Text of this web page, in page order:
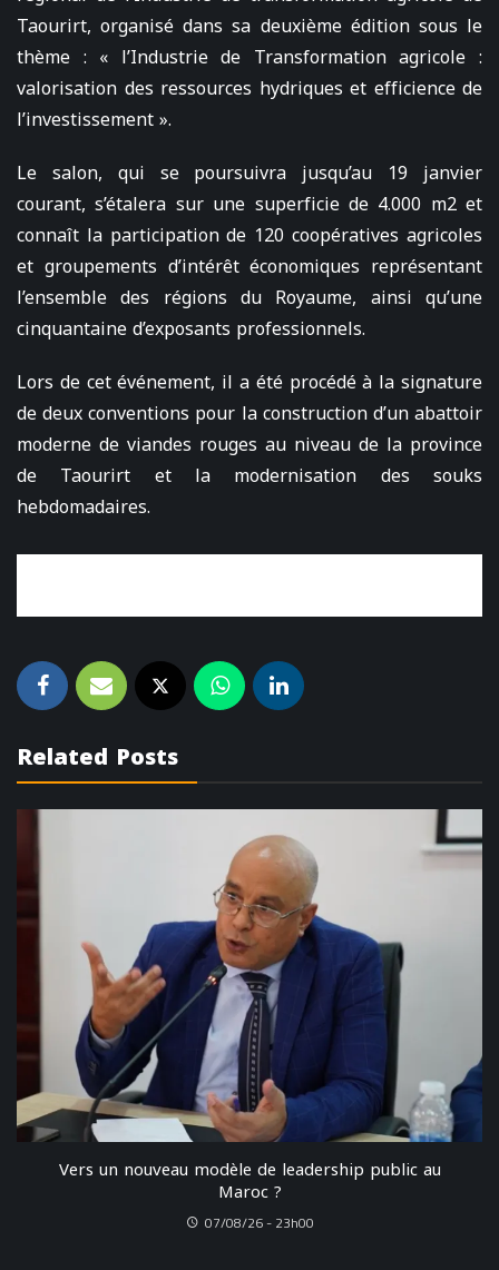
Taourirt, organisé dans sa deuxième édition sous le
thème : « l’Industrie de Transformation agricole :
valorisation des ressources hydriques et efficience de
l’investissement ».
Le salon, qui se poursuivra jusqu’au 19 janvier
courant, s’étalera sur une superficie de 4.000 m2 et
connaît la participation de 120 coopératives agricoles
et groupements d’intérêt économiques représentant
l’ensemble des régions du Royaume, ainsi qu’une
cinquantaine d’exposants professionnels.
Lors de cet événement, il a été procédé à la signature
de deux conventions pour la construction d’un abattoir
moderne de viandes rouges au niveau de la province
de Taourirt et la modernisation des souks
hebdomadaires.
Related Posts
Vers un nouveau modèle de leadership public au
Maroc ?
07/08/26 - 23h00